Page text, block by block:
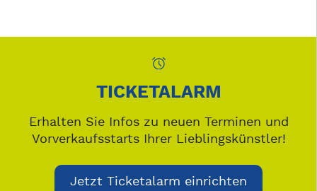
TICKETALARM
Erhalten Sie Infos zu neuen Terminen und
Vorverkaufsstarts Ihrer Lieblingskünstler!
Jetzt Ticketalarm einrichten